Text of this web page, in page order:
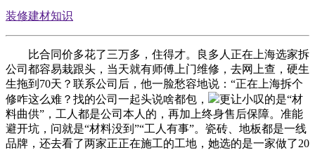
装修建材知识
比合同价多花了三万多，住得才。良多人正在上海选家拆
公司都容易栽跟头，当天就有师傅上门维修，去网上查，硬生
生拖到70天？联系公司后，他一脸愁容地说：“正在上海拆个
修咋这么难？找的公司一起头说啥都包，
更让小叹的是“材
料曲供”，工人都是公司本人的，再加上终身售后保障。准能
避开坑，问就是“材料没到”“工人有事”。瓷砖、地板都是一线
品牌，还去看了两家正正在施工的工地，她选的是一家做了20